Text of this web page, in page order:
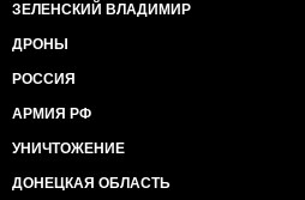
ЗЕЛЕНСКИЙ ВЛАДИМИР
ДРОНЫ
РОССИЯ
АРМИЯ РФ
УНИЧТОЖЕНИЕ
ДОНЕЦКАЯ ОБЛАСТЬ